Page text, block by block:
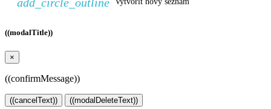
((modalTitle))
×
((confirmMessage))
((cancelText)) ((modalDeleteText))